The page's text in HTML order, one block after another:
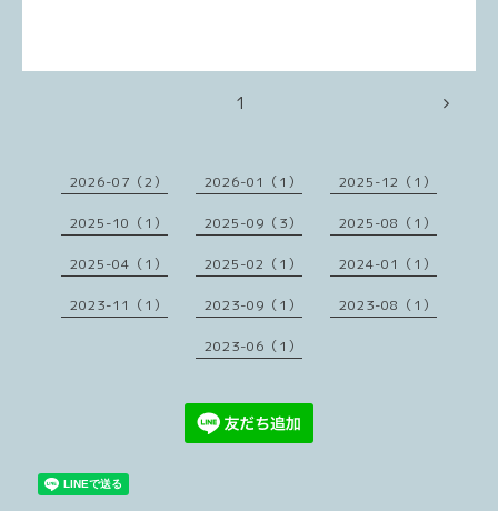
1
2026-07（2） 2026-01（1） 2025-12（1）
2025-10（1） 2025-09（3） 2025-08（1）
2025-04（1） 2025-02（1） 2024-01（1）
2023-11（1） 2023-09（1） 2023-08（1）
2023-06（1）